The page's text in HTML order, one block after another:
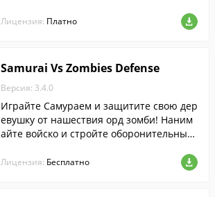
ное на пробежку, скорость и т.д.
Лицензия: Платно
Samurai Vs Zombies Defense
Версия: 3.4.0
Играйте Самураем и защитите свою дер
евушку от нашествия орд зомби! Наним
айте войско и стройте оборонительные
Лицензия: Бесплатно